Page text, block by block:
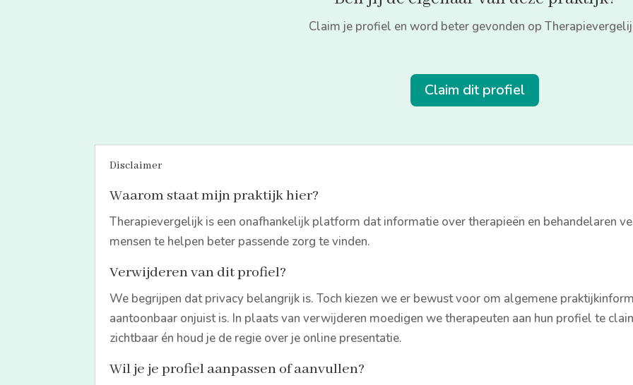
Claim je profiel en word beter gevonden op
Claim dit profiel
Disclaimer
Waarom staat mijn praktijk hier?
Therapievergelijk is een onafhankelijk platform dat informatie over therapieën en behandelaren
mensen te helpen beter passende zorg te vinden.
Verwijderen van dit profiel?
We begrijpen dat privacy belangrijk is. Toch kiezen we er bewust voor om algemene
aantoonbaar onjuist is. In plaats van verwijderen moedigen we therapeuten aan hun profiel te
zichtbaar én houd je de regie over je online presentatie.
Wil je je profiel aanpassen of aanvullen?